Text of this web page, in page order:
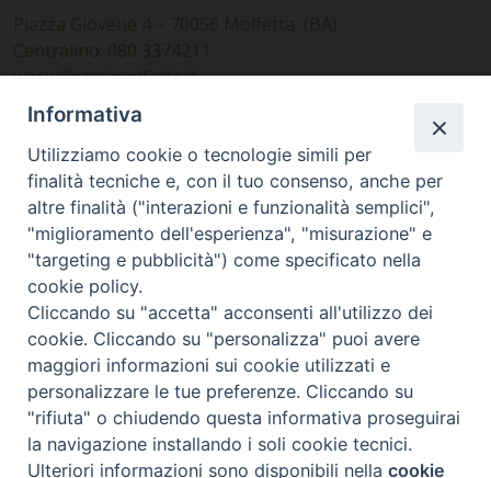
www.diocesimolfetta.it –
diocesimolfetta@pec.chiesacattolica.it
Ufficio Comunicazioni sociali
Piazza Giovene 4 – 70056 Molfetta (BA)
comunicazionisociali@diocesimolfetta.it
SEGUICI SU
Facebook
Instagram
X YouTube
Feed
Privacy Policy - trasparenza
© 2016 - 2026 Diocesi Molfetta Ruvo Giovinazzo Terlizzi
Preferenze Cookie
Informativa
Utilizziamo cookie o tecnologie simili per
finalità tecniche e, con il tuo consenso, anche per
altre finalità ("interazioni e funzionalità semplici",
"miglioramento dell'esperienza", "misurazione" e
"targeting e pubblicità") come specificato nella
cookie policy.
Cliccando su "accetta" acconsenti all'utilizzo dei
cookie. Cliccando su "personalizza" puoi avere
maggiori informazioni sui cookie utilizzati e
personalizzare le tue preferenze. Cliccando su
"rifiuta" o chiudendo questa informativa proseguirai
la navigazione installando i soli cookie tecnici.
Ulteriori informazioni sono disponibili nellacookie